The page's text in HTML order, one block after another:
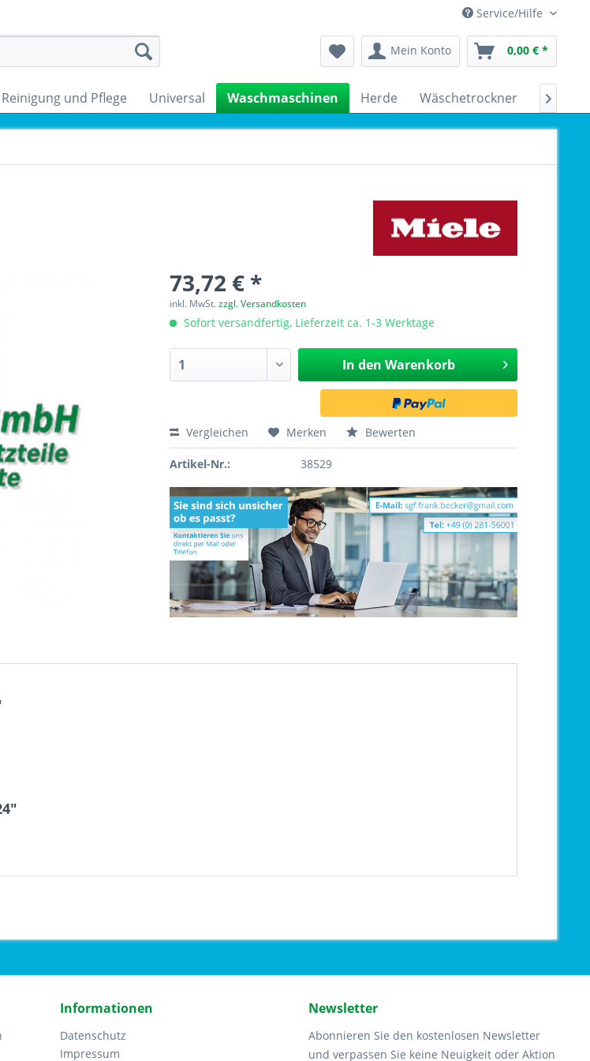
Service/Hilfe
Mein Konto 0,00 € *
Reinigung und Pflege Universal Waschmaschinen Herde Wäschetrockner 
73,72 € *
inkl. MwSt.zzgl. Versandkosten
Sofort versandfertig, Lieferzeit ca. 1-3 Werktage
In den Warenkorb
Vergleichen Merken Bewerten
Artikel-Nr.: 38529
Informationen
Datenschutz
Impressum
Newsletter
Abonnieren Sie den kostenlosen Newsletter
und verpassen Sie keine Neuigkeit oder Aktion